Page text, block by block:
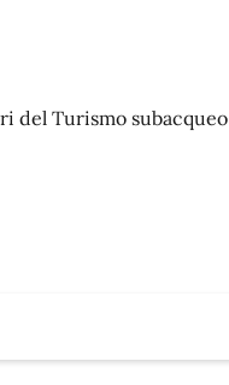
del Turismo subacqueo